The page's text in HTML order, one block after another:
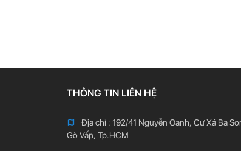
THÔNG TIN LIÊN HỆ
Địa chỉ : 192/41 Nguyễn Oanh, Cư Xá Ba
Gò Vấp, Tp.HCM